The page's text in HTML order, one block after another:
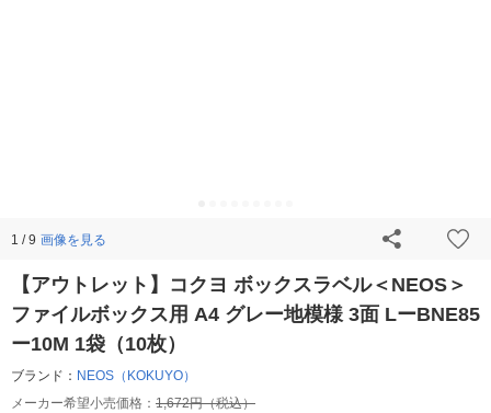
1 / 9 画像を見る
【アウトレット】コクヨ ボックスラベル＜NEOS＞
ファイルボックス用 A4 グレー地模様 3面 LーBNE85
ー10M 1袋（10枚）
ブランド： NEOS（KOKUYO）
メーカー希望小売価格： 1,672円（税込）